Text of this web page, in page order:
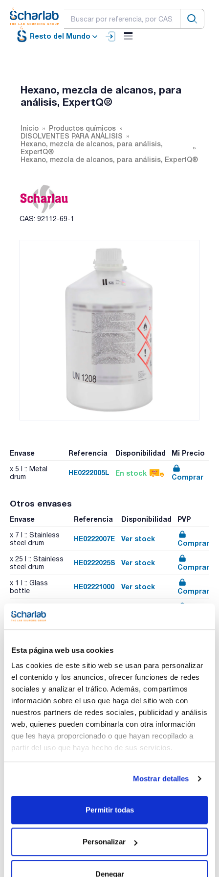
Esta página web usa cookies
Las cookies de este sitio web se usan para personalizar
el contenido y los anuncios, ofrecer funciones de redes
sociales y analizar el tráfico. Además, compartimos
información sobre el uso que haga del sitio web con
nuestros partners de redes sociales, publicidad y análisis
web, quienes pueden combinarla con otra información
que les haya proporcionado o que hayan recopilado a
partir del uso que haya hecho de sus servicios.
Mostrar detalles
Permitir todas
Personalizar
Denegar
Resto del Mundo
Hexano, mezcla de alcanos, para
análisis, ExpertQ®
Inicio
Productos químicos
DISOLVENTES PARA ANÁLISIS
Hexano, mezcla de alcanos, para análisis,
ExpertQ®
Hexano, mezcla de alcanos, para análisis, ExpertQ®
CAS: 92112-69-1
Envase Referencia Disponibilidad Mi Precio
x 5 l :: Metal
drum
HE0222005L En stock Comprar
Otros envases
Envase Referencia Disponibilidad PVP
x 7 l :: Stainless
steel drum
HE0222007E Ver stock
Comprar
x 25 l :: Stainless
steel drum
HE0222025S Ver stock
Comprar
x 1 l :: Glass
bottle
HE02221000 Ver stock
Comprar
bottle
producto
Características
- Solub. en agua: (20 ºC): insoluble
- Punto de inflamación: -22 ºC
- Indice de refracción: (n 20 ºC/D) 1,380
- IATA/ICAO: 3 II UN 1208
- Frases H-GHS : H225 - H304 - H315 - H336 - H361 - H373 -
Regístrate para
descargas
COA
Regístrate para
descargas